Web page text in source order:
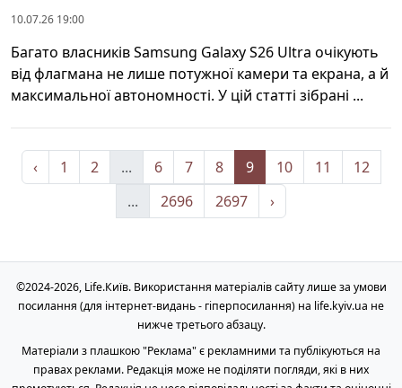
10.07.26 19:00
Багато власників Samsung Galaxy S26 Ultra очікують
від флагмана не лише потужної камери та екрана, а й
максимальної автономності. У цій статті зібрані ...
‹ 1 2 ... 6 7 8 9 10 11
12
...
2696 2697 ›
©2024-2026, Life.Київ. Використання матеріалів сайту лише за умови
посилання (для інтернет-видань - гіперпосилання) на life.kyiv.ua не
нижче третього абзацу.
Матеріали з плашкою "Реклама" є рекламними та публікуються на
правах реклами. Редакція може не поділяти погляди, які в них